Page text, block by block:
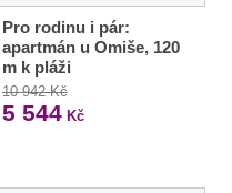
Pro rodinu i pár:
apartmán u Omiše, 120
m k pláži
10 942 Kč
5 544Kč